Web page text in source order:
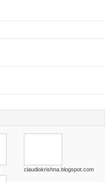
claudiokrishna.blogspot.com